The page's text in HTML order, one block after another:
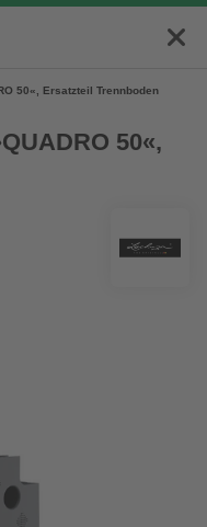
50«, Ersatzteil Trennboden
50«,